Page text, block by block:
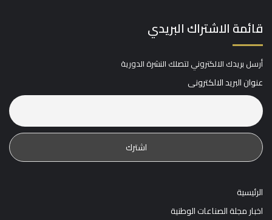
قائمة الاشتراك البريدي
أرسل بريدك الالكتروني لتصلك النشرة الدورية
عنوان البريد الالكترونى
الرئيسية
اخبار مجلة الصناعات الوطنية